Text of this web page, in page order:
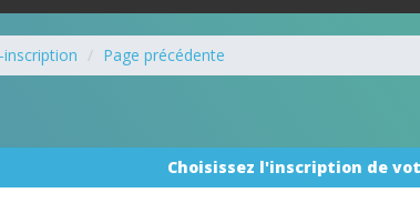
inscription Page précédente
Choisissez l'inscription de